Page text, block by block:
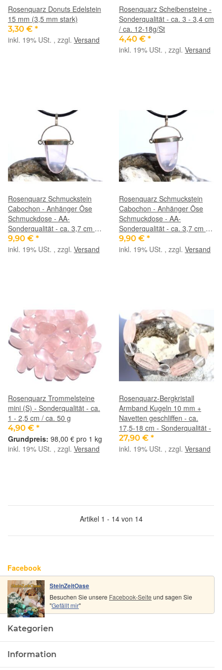
Rosenquarz Donuts Edelstein
15 mm (3,5 mm stark)
3,30 € *
inkl. 19% USt. , zzgl. Versand
Rosenquarz Scheibensteine -
Sonderqualität - ca. 3 - 3,4 cm
/ ca. 12-18g/St
4,40 € *
inkl. 19% USt. , zzgl. Versand
Rosenquarz Schmuckstein
Cabochon - Anhänger Öse
Schmuckdose - AA-
Sonderqualität - ca. 3,7 cm x
2,2 cm x 0,6 cm
9,90 € *
inkl. 19% USt. , zzgl. Versand
Rosenquarz Schmuckstein
Cabochon - Anhänger Öse
Schmuckdose - AA-
Sonderqualität - ca. 3,7 cm x
2,2 cm x 0,7 cm
9,90 € *
inkl. 19% USt. , zzgl. Versand
Rosenquarz Trommelsteine
mini (S) - Sonderqualität - ca.
1 - 2,5 cm / ca. 50 g
4,90 € *
98,00 € pro 1 kg
inkl. 19% USt. , zzgl. Versand
Rosenquarz-Bergkristall
Armband Kugeln 10 mm +
Navetten geschliffen - ca.
17,5-18 cm - Sonderqualität -
27,90 € *
inkl. 19% USt. , zzgl. Versand
Artikel 1 - 14 von 14
Facebook
SteinZeitOase
Besuchen Sie unsere Facebook-Seite und sagen Sie
"Gefällt mir"
Kategorien
Information